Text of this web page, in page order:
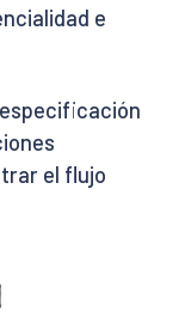
e
el flujo